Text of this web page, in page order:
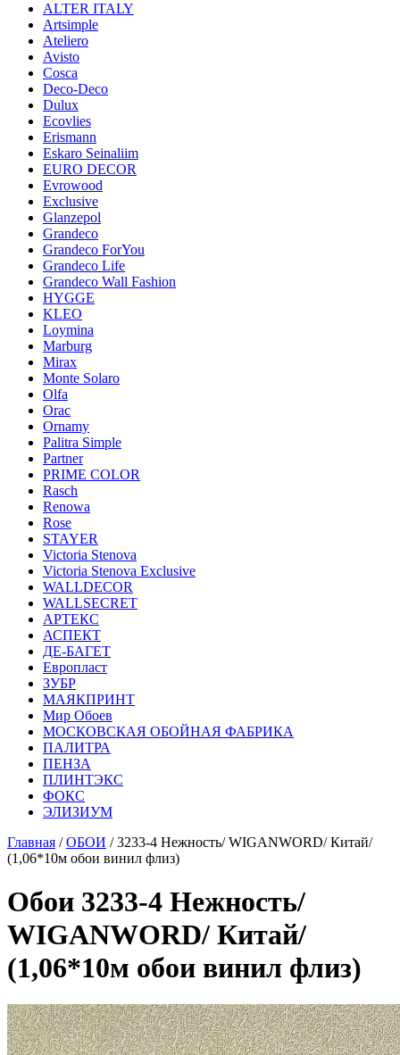
ALTER ITALY
Artsimple
Ateliero
Avisto
Cosca
Deco-Deco
Dulux
Ecovlies
Erismann
Eskaro Seinaliim
EURO DECOR
Evrowood
Exclusive
Glanzepol
Grandeco
Grandeco ForYou
Grandeco Life
Grandeco Wall Fashion
HYGGE
KLEO
Loymina
Marburg
Mirax
Monte Solaro
Olfa
Orac
Ornamy
Palitra Simple
Partner
PRIME COLOR
Rasch
Renowa
Rose
STAYER
Victoria Stenova
Victoria Stenova Exclusive
WALLDECOR
WALLSECRET
АРТЕКС
АСПЕКТ
ДЕ-БАГЕТ
Европласт
ЗУБР
МАЯКПРИНТ
Мир Обоев
МОСКОВСКАЯ ОБОЙНАЯ ФАБРИКА
ПАЛИТРА
ПЕНЗА
ПЛИНТЭКС
ФОКС
ЭЛИЗИУМ
Главная /ОБОИ / 3233-4 Нежность/ WIGANWORD/ Китай/
(1,06*10м обои винил флиз)
Обои 3233-4 Нежность/
WIGANWORD/ Китай/
(1,06*10м обои винил флиз)